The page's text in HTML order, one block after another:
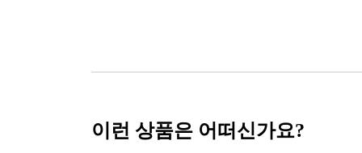
이런 상품은 어떠신가요?